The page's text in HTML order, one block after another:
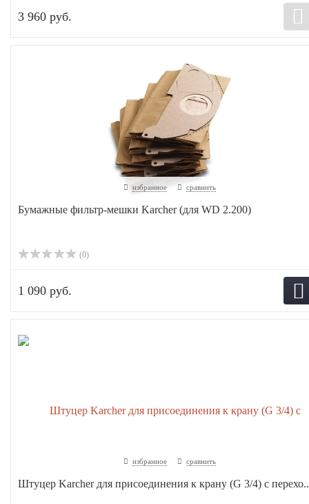
3 960 руб.
избранное сравнить
Бумажные фильтр-мешки Karcher (для WD 2.200)
(0)
1 090 руб.
избранное сравнить
Штуцер Karcher для присоединения к крану (G 3/4) с